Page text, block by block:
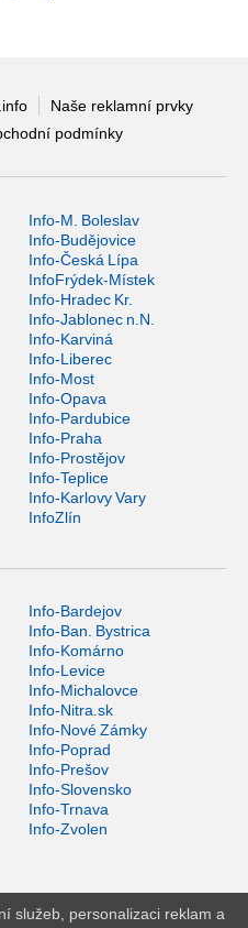
Naše reklamní prvky
podmínky
Info-M. Boleslav
Info-Budějovice
Info-Česká Lípa
InfoFrýdek-Místek
Info-Hradec Kr.
Info-Jablonec n.N.
Info-Karviná
Info-Liberec
Info-Most
Info-Opava
Info-Pardubice
Info-Praha
Info-Prostějov
Info-Teplice
Info-Karlovy Vary
InfoZlín
Info-Bardejov
Info-Ban. Bystrica
Info-Komárno
Info-Levice
Info-Michalovce
Info-Nitra.sk
Info-Nové Zámky
Info-Poprad
Info-Prešov
Info-Slovensko
Info-Trnava
Info-Zvolen
služeb, personalizaci reklam a